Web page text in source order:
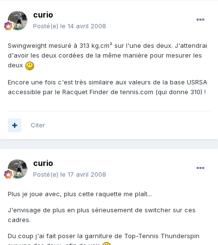
curio
Posté(e) le 14 avril 2008
Swingweight mesuré à 313 kg.cm² sur l'une des deux. J'attendrai
d'avoir les deux cordées de la même manière pour mesurer les
deux
Encore une fois c'est très similaire aux valeurs de la base USRSA
accessible par le Racquet Finder de tennis.com (qui donne 310) !
Citer
curio
Posté(e) le 17 avril 2008
Plus je joue avec, plus cette raquette me plaît...
J'envisage de plus en plus sérieusement de switcher sur ces
cadres.
Du coup j'ai fait poser la garniture de Top-Tennis Thunderspin